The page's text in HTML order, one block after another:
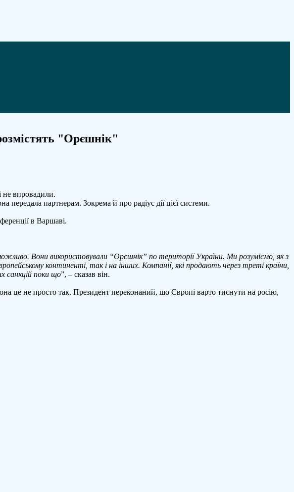
"Орєшнік"
не впровадили.
передала партнерам. Зокрема й про радіус дії цієї системи.
в Варшаві.
Вони використовували “Орєшнік” по території України. Ми розуміємо, як з
континенті, так і на інших. Компанії, які продають через треті країни,
санкцій поки що”, – сказав він.
це не просто так. Президент переконаний, що Європі варто тиснути на росію,